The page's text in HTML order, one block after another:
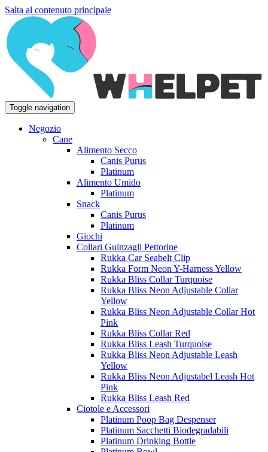
Salta al contenuto principale
Toggle navigation
Negozio
Cane
Alimento Secco
Canis Purus
Platinum
Alimento Umido
Platinum
Snack
Canis Purus
Platinum
Giochi
Collari Guinzagli Pettorine
Rukka Car Seabelt Clip
Rukka Form Neon Y-Harness Yellow
Rukka Bliss Collar Turquoise
Rukka Bliss Neon Adjustable Collar
Yellow
Rukka Bliss Neon Adjustable Collar Hot
Pink
Rukka Bliss Collar Red
Rukka Bliss Leash Turquoise
Rukka Bliss Neon Adjustable Leash
Yellow
Rukka Bliss Neon Adjustabel Leash Hot
Pink
Rukka Bliss Leash Red
Ciotole e Accessori
Platinum Poop Bag Despenser
Platinum Sacchetti Biodegradabili
Platinum Drinking Bottle